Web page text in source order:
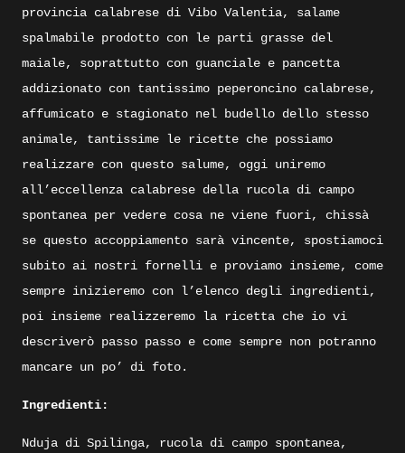
provincia calabrese di Vibo Valentia, salame
spalmabile prodotto con le parti grasse del
maiale, soprattutto con guanciale e pancetta
addizionato con tantissimo peperoncino calabrese,
affumicato e stagionato nel budello dello stesso
animale, tantissime le ricette che possiamo
realizzare con questo salume, oggi uniremo
all’eccellenza calabrese della rucola di campo
spontanea per vedere cosa ne viene fuori, chissà
se questo accoppiamento sarà vincente, spostiamoci
subito ai nostri fornelli e proviamo insieme, come
sempre inizieremo con l’elenco degli ingredienti,
poi insieme realizzeremo la ricetta che io vi
descriverò passo passo e come sempre non potranno
mancare un po’ di foto.
Ingredienti:
Nduja di Spilinga, rucola di campo spontanea,